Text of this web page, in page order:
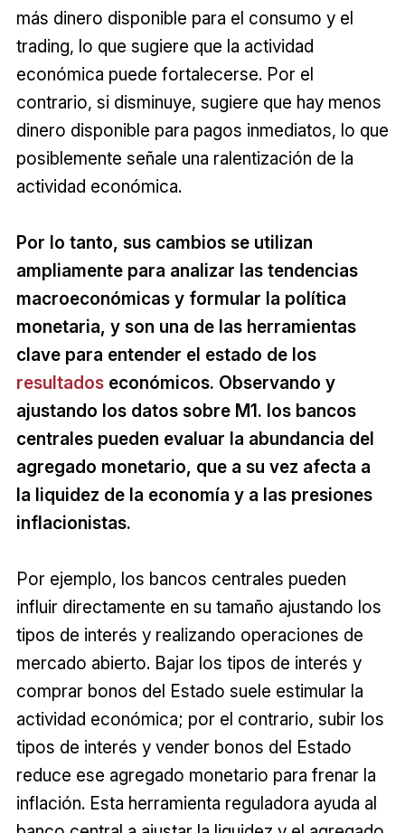
más dinero disponible para el consumo y el
trading, lo que sugiere que la actividad
económica puede fortalecerse. Por el
contrario, si disminuye, sugiere que hay menos
dinero disponible para pagos inmediatos, lo que
posiblemente señale una ralentización de la
actividad económica.
Por lo tanto, sus cambios se utilizan
ampliamente para analizar las tendencias
macroeconómicas y formular la política
monetaria, y son una de las herramientas
clave para entender el estado de los
resultadoseconómicos. Observando y
ajustando los datos sobre M1. los bancos
centrales pueden evaluar la abundancia del
agregado monetario, que a su vez afecta a
la liquidez de la economía y a las presiones
inflacionistas.
Por ejemplo, los bancos centrales pueden
influir directamente en su tamaño ajustando los
tipos de interés y realizando operaciones de
mercado abierto. Bajar los tipos de interés y
comprar bonos del Estado suele estimular la
actividad económica; por el contrario, subir los
tipos de interés y vender bonos del Estado
reduce ese agregado monetario para frenar la
inflación. Esta herramienta reguladora ayuda al